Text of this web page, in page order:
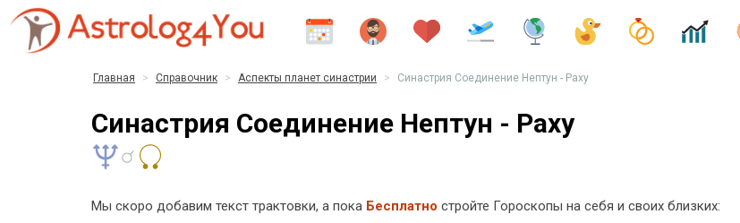
Главная Справочник Аспекты планет синастрии Синастрия Соединение Нептун - Раху
Синастрия Соединение Нептун - Раху
Мы скоро добавим текст трактовки, а пока Бесплатно стройте Гороскопы на себя и своих близких: